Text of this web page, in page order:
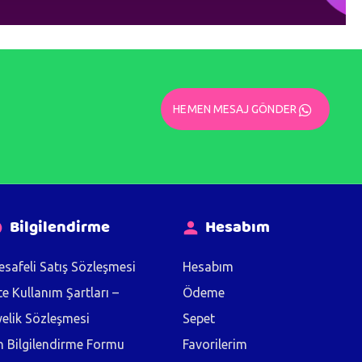
HEMEN MESAJ GÖNDER
Bilgilendirme
Satış Sözleşmesi
Kullanım Şartları –
Sözleşmesi
Bilgilendirme Formu
Hesabım
Hesabım
Ödeme
Sepet
Favorilerim